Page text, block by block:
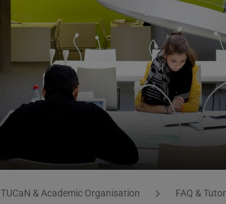
TUCaN & Academic Organisation FAQ &